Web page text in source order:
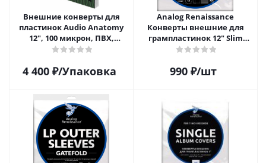
Внешние конверты для
пластинок Audio Anatomy
12", 100 микрон, ПВХ,
GATEFOLD (25 шт)
4 400₽/Упаковка
Analog Renaissance
Конверты внешние для
грампластинок 12" Slim
Carton (25 шт)
990 ₽/шт